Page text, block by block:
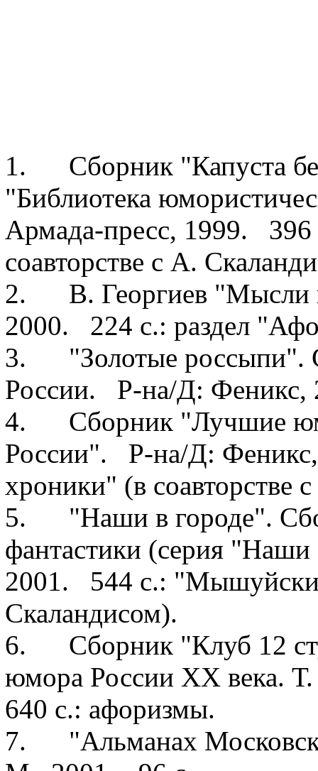
1. Сборник "Капуста
"Библиотека
Армада-пресс, 1999.
соавторстве с А.
2. В. Георгиев "Мысли
2000. 224 с.: раздел
3. "Золотые россыпи".
России. Р-на/Д: Феникс,
4. Сборник "Лучшие
России". Р-на/Д:
хроники" (в соавторстве
5. "Наши в городе".
фантастики (серия
2001. 544 с.:
Скаландисом).
6. Сборник "Клуб 12
юмора России XX века.
640 с.: афоризмы.
7. "Альманах